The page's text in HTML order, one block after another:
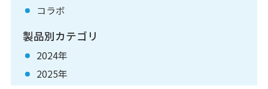
コラボ
製品別カテゴリ
2024年
2025年